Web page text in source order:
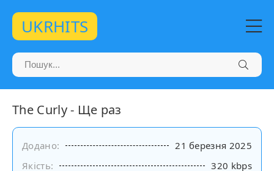
UKRHITS
The Curly - Ще раз
Додано:
21 березня 2025
Якість:
320 kbps